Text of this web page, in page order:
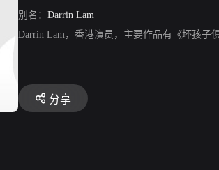
别名： Darrin Lam
Darrin Lam，香港演员，主要作品有《坏孩子
分享